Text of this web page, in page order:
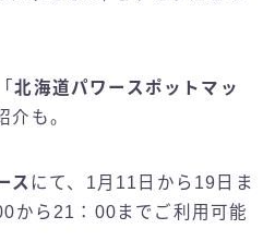
北海道パワースポットマッ
介も。
ス にて、1月11日から19日ま
から21：00までご利用可能